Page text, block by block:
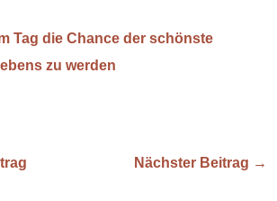
Tag die Chance der schönste
zu werden
Nächster Beitrag →